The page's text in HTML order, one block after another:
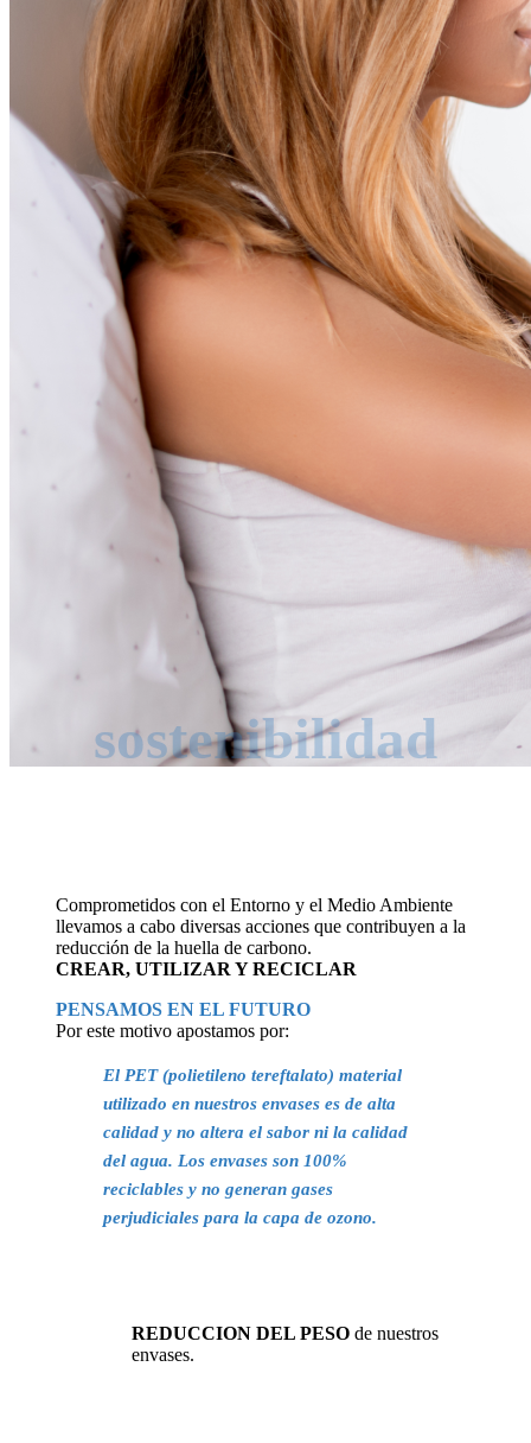
sostenibilidad
Comprometidos con el Entorno y el Medio Ambiente
llevamos a cabo diversas acciones que contribuyen a la
reducción de la huella de carbono.
CREAR, UTILIZAR Y RECICLAR
PENSAMOS EN EL FUTURO
Por este motivo apostamos por:
El PET (polietileno tereftalato) material
utilizado en nuestros envases es de alta
calidad y no altera el sabor ni la calidad
del agua. Los envases son 100%
reciclables y no generan gases
perjudiciales para la capa de ozono.
REDUCCION DEL PESOde nuestros
envases.